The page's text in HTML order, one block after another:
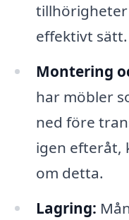
effektivt sätt.
Montering
har möbler
ned före
igen efteråt,
om detta.
Lagring: